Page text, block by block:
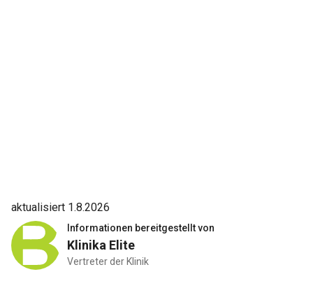
Informationen bereitgestellt von
Klinika Elite
Vertreter der Klinik
aktualisiert 1.8.2026